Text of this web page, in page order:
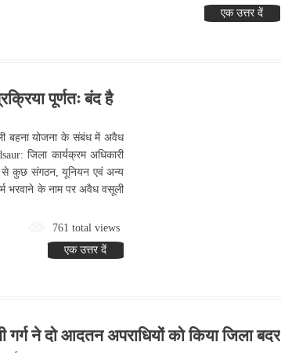
एक उत्तर दें
पूर्णतः बंद है
बहना योजना के संबंध में अवैध
जिला कार्यक्रम अधिकारी
से कुछ संगठन, यूनियन एवं अन्य
भरवाने के नाम पर अवैध वसूली
761 total views
एक उत्तर दें
ने दो आदतन अपराधियों को किया जिला बदर